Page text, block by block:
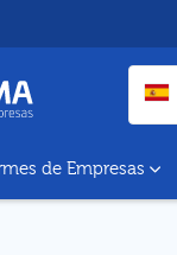
de Empresas